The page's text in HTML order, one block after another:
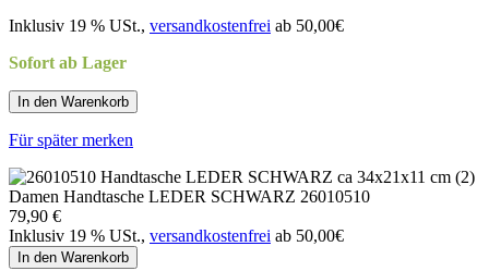
Inklusiv 19 % USt., versandkostenfrei ab 50,00€
Sofort ab Lager
In den Warenkorb
Für später merken
Damen Handtasche LEDER SCHWARZ 26010510
79,90 €
Inklusiv 19 % USt., versandkostenfrei ab 50,00€
In den Warenkorb